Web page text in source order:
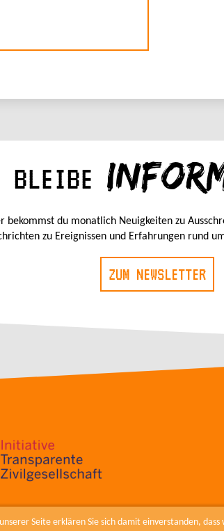
Seite erklären Sie sich damit einverstanden, dass
BLEIBE
bekommst du monatlich Neuigkeiten zu
zu Ereignissen und Erfahrungen rund
ZUM NEWSLETTER